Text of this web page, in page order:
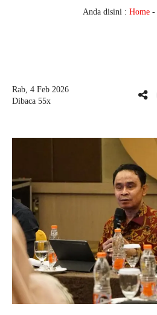
Anda disini : Home -
Rab, 4 Feb 2026
Dibaca 55x